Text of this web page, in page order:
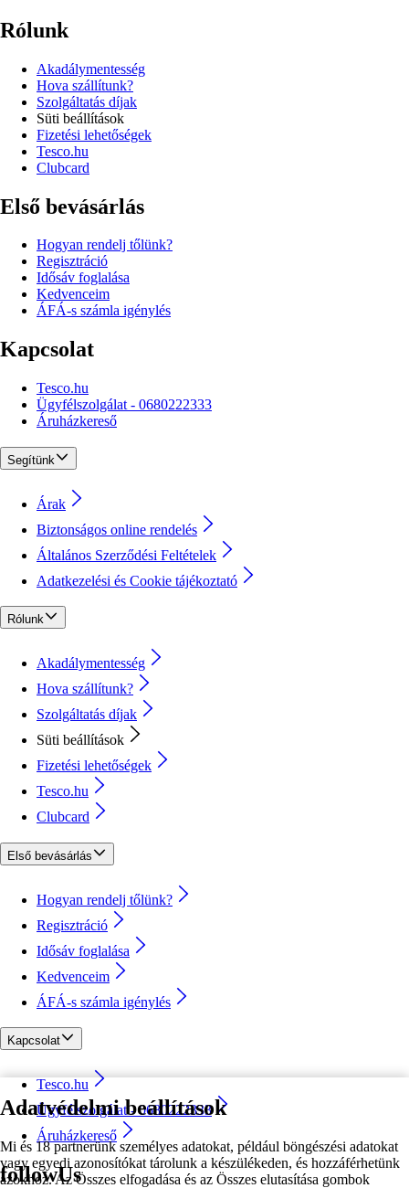
Adatvédelmi beállítások
Mi és 18 partnerünk személyes adatokat, például böngészési adatokat
vagy egyedi azonosítókat tárolunk a készülékeden, és hozzáférhetünk
azokhoz. Az Összes elfogadása és az Összes elutasítása gombok
Rólunk
Akadálymentesség
Hova szállítunk?
Szolgáltatás díjak
Süti beállítások
Fizetési lehetőségek
Tesco.hu
Clubcard
Első bevásárlás
Hogyan rendelj tőlünk?
Regisztráció
Idősáv foglalása
Kedvenceim
ÁFÁ-s számla igénylés
Kapcsolat
Tesco.hu
Ügyfélszolgálat - 0680222333
Áruházkereső
Segítünk
Árak
Biztonságos online rendelés
Általános Szerződési Feltételek
Adatkezelési és Cookie tájékoztató
Rólunk
Akadálymentesség
Hova szállítunk?
Szolgáltatás díjak
Süti beállítások
Fizetési lehetőségek
Tesco.hu
Clubcard
Első bevásárlás
Hogyan rendelj tőlünk?
Regisztráció
Idősáv foglalása
Kedvenceim
ÁFÁ-s számla igénylés
Kapcsolat
Tesco.hu
Ügyfélszolgálat - 0680222333
Áruházkereső
followUs